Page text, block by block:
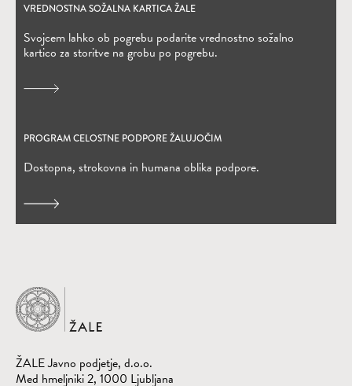
VREDNOSTNA SOŽALNA KARTICA ŽALE
Svojcem lahko ob pogrebu podarite vrednostno sožalno
kartico za storitve na grobu po pogrebu.
(Odpre se v novem oknu)
PROGRAM CELOSTNE PODPORE ŽALUJOČIM
Dostopna, strokovna in humana oblika podpore.
Domov
ŽALE Javno podjetje, d.o.o.
Med hmeljniki 2, 1000 Ljubljana